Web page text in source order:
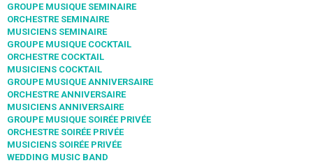
GROUPE MUSIQUE SEMINAIRE
ORCHESTRE SEMINAIRE
MUSICIENS SEMINAIRE
GROUPE MUSIQUE COCKTAIL
ORCHESTRE COCKTAIL
MUSICIENS COCKTAIL
GROUPE MUSIQUE ANNIVERSAIRE
ORCHESTRE ANNIVERSAIRE
MUSICIENS ANNIVERSAIRE
GROUPE MUSIQUE SOIRÉE PRIVÉE
ORCHESTRE SOIRÉE PRIVÉE
MUSICIENS SOIRÉE PRIVÉE
WEDDING MUSIC BAND